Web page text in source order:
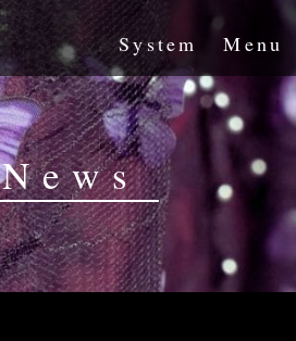
System Menu
News